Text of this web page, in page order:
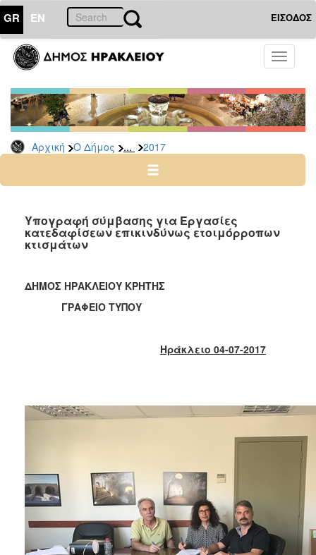
GR EN ΕΙΣΟΔΟΣ
Toggle
Αρχική Ο Δήμος ... 2017
ΔΗΜΟΣ
Δελτία
Τύπου
Αρχείο
2026
2024
2022
2021
2013
2012
2006
Υπογραφή σύμβασης για Εργασίες
κατεδαφίσεων επικινδύνως ετοιμόρροπων
κτισμάτων
ΔΗΜΟΣ ΗΡΑΚΛΕΙΟΥ ΚΡΗΤΗΣ
ΓΡΑΦΕΙΟ ΤΥΠΟΥ
Ηράκλειο 04-07-2017